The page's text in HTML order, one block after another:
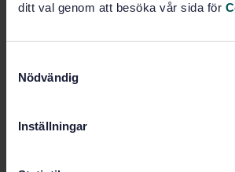
ditt val genom att besöka vår sida för
Nödvändig
Inställningar
standarder
Article no:
Approved:2/6/1998